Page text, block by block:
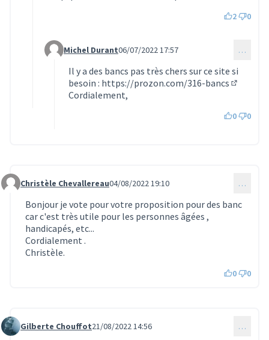
2 0
Commentaire 862 (réponse au commentaire 489)
Michel Durant06/07/2022 17:57 …
Il y a des bancs pas très chers sur ce site si
besoin : https://prozon.com/316-bancs
Cordialement,
0 0
Commentaire 865
Christèle Chevallereau04/08/2022 19:10 …
Bonjour je vote pour votre proposition pour des banc
car c'est très utile pour les personnes âgées ,
handicapés, etc...
Cordialement .
Christèle.
0 0
Commentaire 872
Gilberte Chouffot21/08/2022 14:56 …